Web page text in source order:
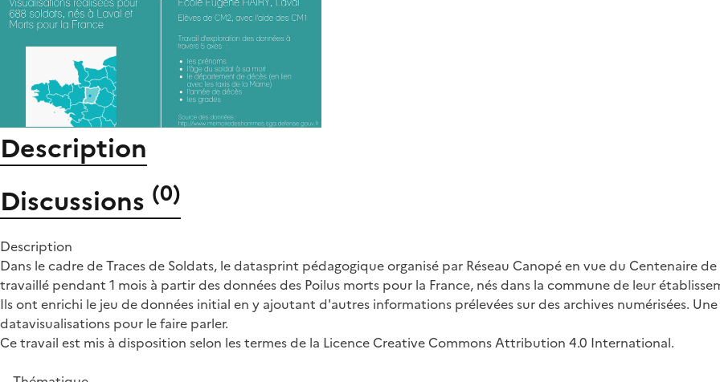
Description
Discussions (0)
Description
Dans le cadre de Traces de Soldats, le datasprint pédagogique organisé par Réseau Canopé en vue du Centenaire
travaillé pendant 1 mois à partir des données des Poilus morts pour la France, nés dans la commune de leur
Ils ont enrichi le jeu de données initial en y ajoutant d'autres informations prélevées sur des archives numérisées.
datavisualisations pour le faire parler.
Ce travail est mis à disposition selon les termes de la Licence Creative Commons Attribution 4.0 International.